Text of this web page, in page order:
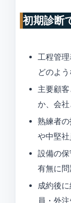
初期診断
工程管
どのよう
主要顧
か、会社
熟練者
や中堅社
設備の
有無に問
成約後
員・外